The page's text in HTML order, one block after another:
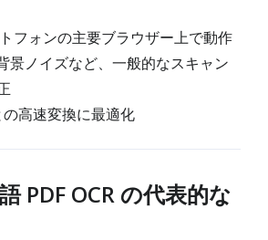
フォンの主要ブラウザー上で動作
景ノイズなど、一般的なスキャン
高速変換に最適化
PDF OCR の代表的な